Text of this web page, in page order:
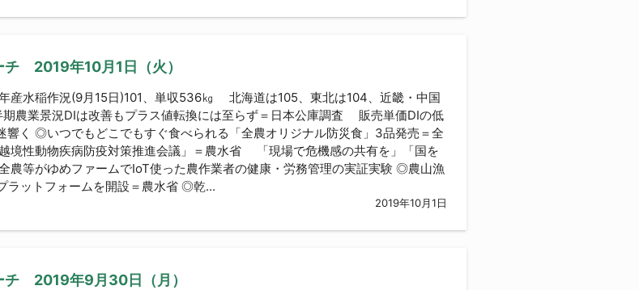
チ 2019年10月1日（火）
産水稲作況(9月15日)101、単収536㎏ 北海道は105、東北は104、近畿・中国
農業景況DIは改善もプラス値転換には至らず＝日本公庫調査 販売単価DIの低
響く ◎いつでもどこでもすぐ食べられる「全農オリジナル防災食」3品発売＝全
境性動物疾病防疫対策推進会議」＝農水省 「現場で危機感の共有を」「国を
農等がゆめファームでIoT使った農作業者の健康・労務管理の実証実験 ◎農山漁
ラットフォームを開設＝農水省 ◎乾...
2019年10月1日
チ 2019年9月30日（月）